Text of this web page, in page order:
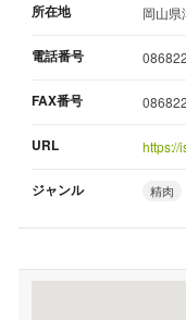
所在地 岡山県
電話番号
FAX番号
URL https://
ジャンル 精肉